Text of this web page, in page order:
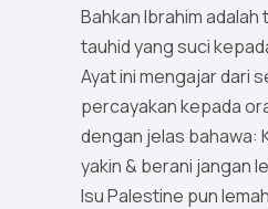
Bahkan Ibrahim
tauhid yang suci
Ayat ini mengajar dari
percayakan kepada
dengan jelas bahawa:
yakin & berani jangan
Isu Palestine pun